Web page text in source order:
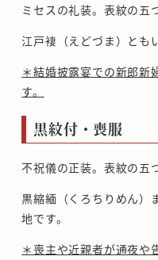
ミセスの礼装。表紋の五
江戸褄（えどづま）とも
＊結婚披露宴での新郎新
す。
黒紋付・喪服
不祝儀の正装。表紋の五
黒縮緬（くろちりめん）
地です。
＊喪主や近親者が通夜や